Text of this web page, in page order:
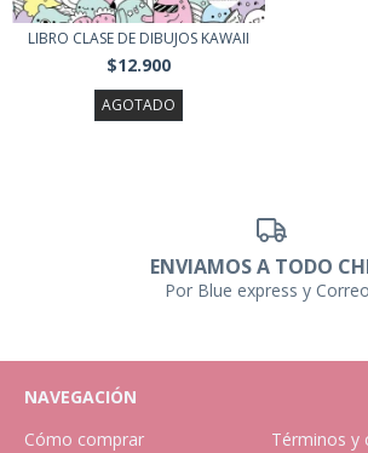
LIBRO CLASE DE DIBUJOS KAWAII
$12.900
AGOTADO
ENVIAMOS A TODO
Por Blue express y
NAVEGACIÓN
Cómo comprar
Términos y